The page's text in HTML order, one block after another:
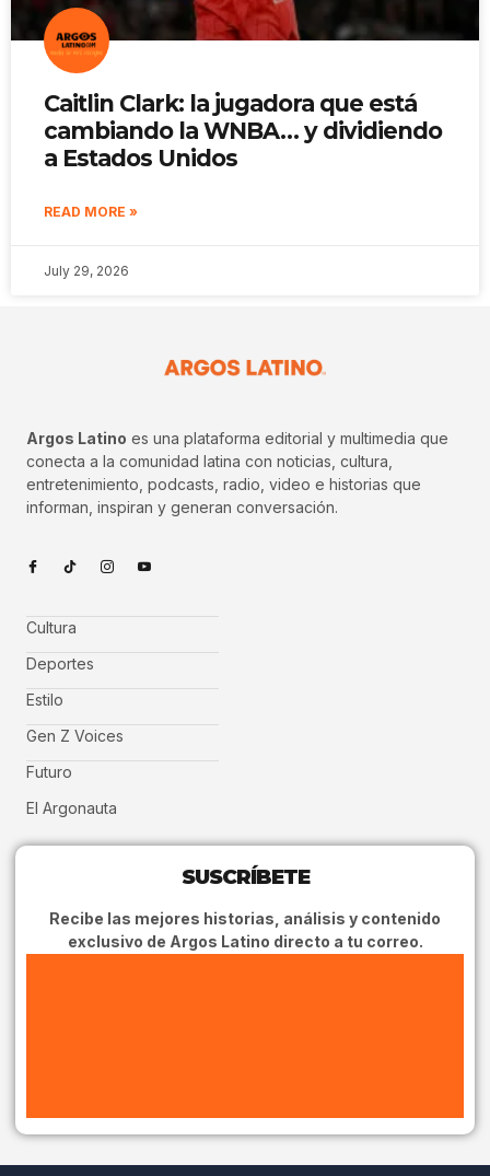
Caitlin Clark: la jugadora que está
cambiando la WNBA… y dividiendo
a Estados Unidos
READ MORE »
July 29, 2026
Argos Latino es una plataforma editorial y multimedia que
conecta a la comunidad latina con noticias, cultura,
entretenimiento, podcasts, radio, video e historias que
informan, inspiran y generan conversación.
Cultura
Deportes
Estilo
Gen Z Voices
Futuro
El Argonauta
SUSCRÍBETE
Recibe las mejores historias, análisis y contenido
exclusivo de Argos Latino directo a tu correo.